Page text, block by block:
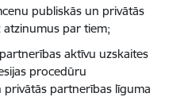
publiskās un privātās
par tiem;
aktīvu uzskaites
procedūru
partnerības līguma